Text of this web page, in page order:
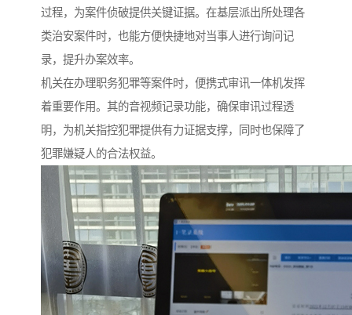
过程，为案件侦破提供关键证据。在基层派出所处理各
类治安案件时，也能方便快捷地对当事人进行询问记
录，提升办案效率。​
机关在办理职务犯罪等案件时，便携式审讯一体机发挥
着重要作用。其的音视频记录功能，确保审讯过程透
明，为机关指控犯罪提供有力证据支撑，同时也保障了
犯罪嫌疑人的合法权益。​